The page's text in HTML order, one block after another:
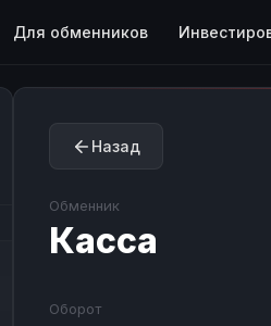
Для обменников
Назад
Обменник
Касса
Оборот